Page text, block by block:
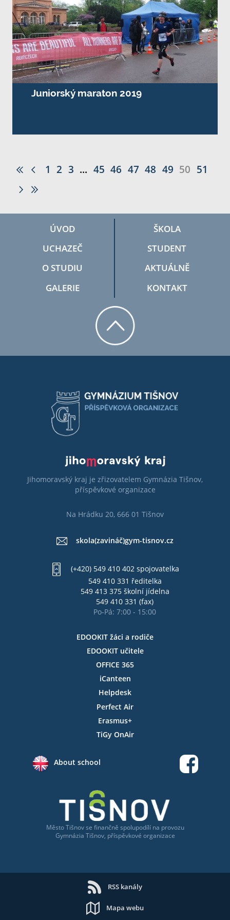
Juniorský maraton 2019
1 2 3 ... 45 46 47 48 49 50 51
ÚVOD
ŠKOLA
UCHAZEČ
STUDENT
O STUDIU
AKTUÁLNĚ
GALERIE
KONTAKT
Jihomoravský kraj je zřizovatelem Gymnázia Tišnov,
příspěvkové organizace
Na Hrádku 20, 666 01 Tišnov
skola(zavináč)gym-tisnov.cz
(+420) 549 410 402 spojovatelka
549 410 331 ředitelka
549 413 375 školní jídelna
549 410 331 (fax)
Po-Pá: 7:00 - 15:00
EDOOKIT žáci a rodiče
EDOOKIT učitele
OFFICE 365
iCanteen
Helpdesk
Perfect Air
Erasmus+
TiGy OnAir
About school
Město Tišnov se finančně spolupodílí na provozu
Gymnázia Tišnov, příspěvkové organizace
RSS kanály
Mapa webu